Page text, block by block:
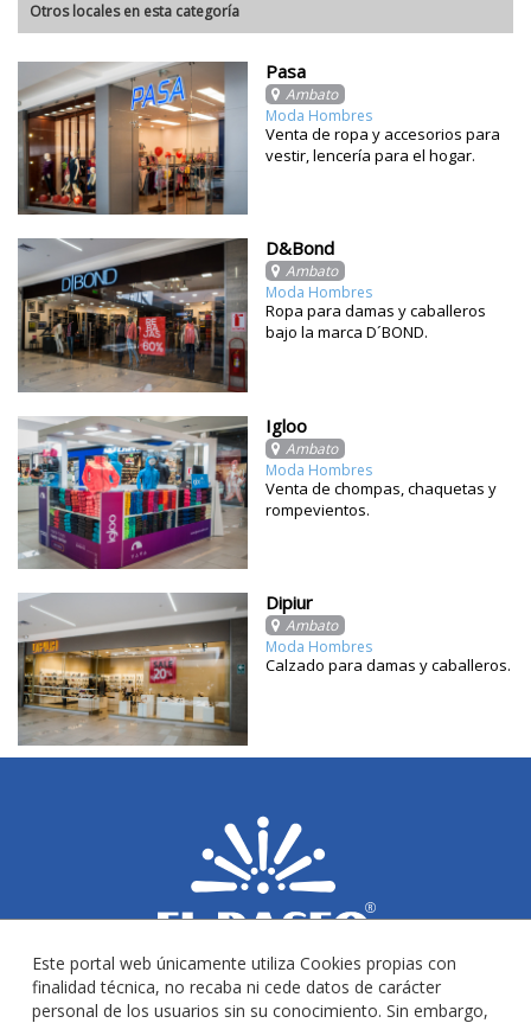
Otros locales en esta categoría
Pasa
Ambato
Moda Hombres
Venta de ropa y accesorios para
vestir, lencería para el hogar.
D&Bond
Ambato
Moda Hombres
Ropa para damas y caballeros
bajo la marca D´BOND.
Igloo
Ambato
Moda Hombres
Venta de chompas, chaquetas y
rompevientos.
Dipiur
Ambato
Moda Hombres
Calzado para damas y caballeros.
Este portal web únicamente utiliza Cookies propias con
finalidad técnica, no recaba ni cede datos de carácter
personal de los usuarios sin su conocimiento. Sin embargo,